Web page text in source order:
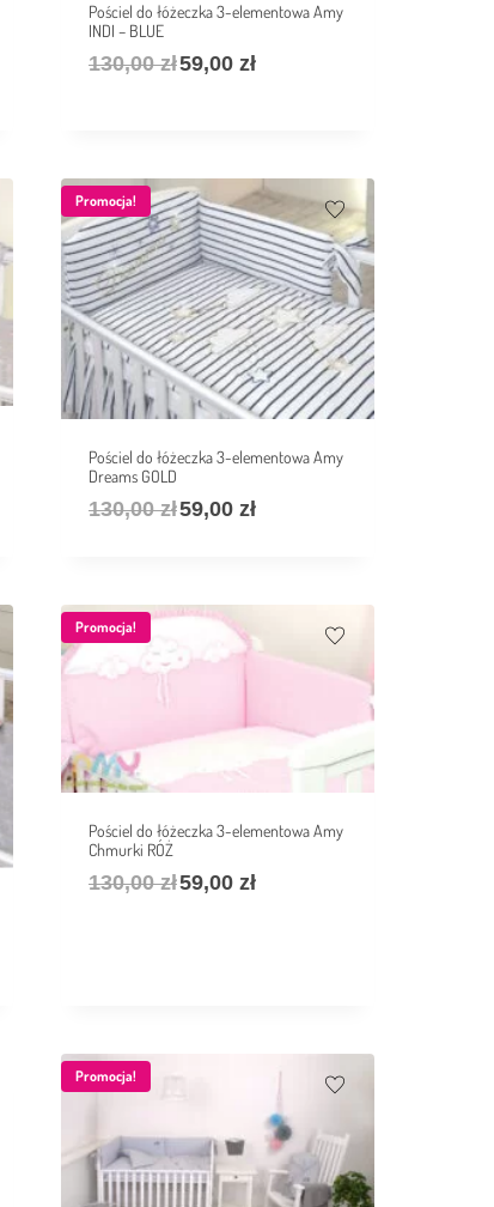
Pościel do łóżeczka 3-elementowa Amy
INDI – BLUE
130,00zł59,00 zł
Promocja!
Pościel do łóżeczka 3-elementowa Amy
Dreams GOLD
130,00zł59,00 zł
Promocja!
Pościel do łóżeczka 3-elementowa Amy
Chmurki RÓŻ
130,00zł59,00 zł
Promocja!